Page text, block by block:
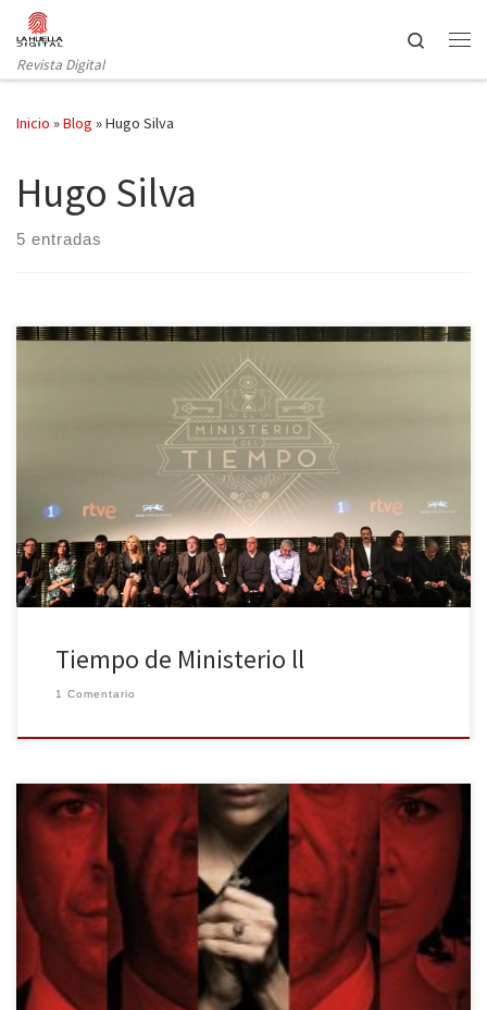
Saltar al contenido
Revista Digital
Search
Inicio »Blog »Hugo Silva
Hugo Silva
5 entradas
Este lunes 15 de febrero se estrena el ansiado primer capítulo de
la segunda temporada de El Ministerio del Tiempo. Tras traerte las
entrevistas con sus protagonistas, La Huella Digital te cuenta sin
spoilers este primer episodio así como los retos a los que sus
protagonistas se tendrán que enfrentar en […]
Tiempo de Ministerio ll
1 Comentario
Esteban Roel y Juan Fernando Andrés han realizado una nueva y
estremecedora película: producida por Alex de la Iglesia,
Musarañas, que se estrena el 25 de Diciembre, es un filme que
cuenta la vida de dos jóvenes que no tienen una vida ni un
pasado normales. Estas circunstancias serán las […]